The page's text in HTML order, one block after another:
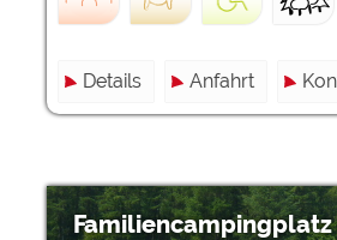
Details Anfahrt